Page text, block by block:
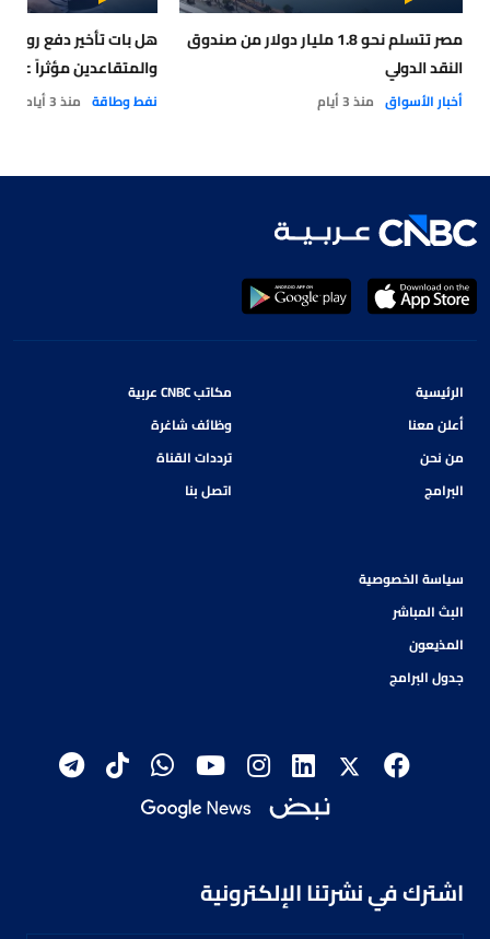
مصر تتسلم نحو 1.8 مليار دولار من صندوق
النقد الدولي
أخبار الأسواق منذ 3 أيام
هل بات تأخير دفع
والمتقاعدين مؤثراً
نفط وطاقة منذ 3 أيام
الرئيسية
أعلن معنا
من نحن
البرامج
مكاتب CNBC عربية
وظائف شاغرة
ترددات القناة
اتصل بنا
سياسة الخصوصية
البث المباشر
المذيعون
جدول البرامج
اشترك في نشرتنا الإلكترونية